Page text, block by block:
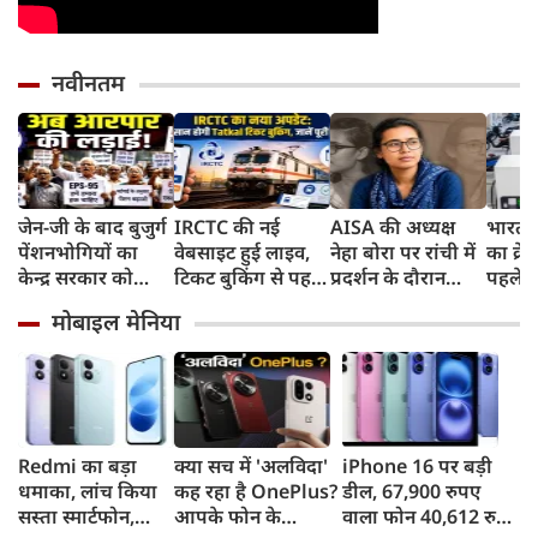
नवीनतम
जेन-जी के बाद बुजुर्ग
पेंशनभोगियों का
केन्द्र सरकार को
होगी आरपार की
लड़ाई
IRCTC की नई
वेबसाइट हुई लाइव,
टिकट बुकिंग से पहले
काम, जानें पूरा
तरीका
AISA की अध्यक्ष
नेहा बोरा पर रांची में
प्रदर्शन के दौरान
मंतर के Gen Z
Protest से आई थी
चर्चा में
भारत
का
पहले
और
मोबाइल मेनिया
Redmi का बड़ा
धमाका, लांच किया
सस्ता स्मार्टफोन,
क्या सच में 'अलविदा'
कह रहा है OnePlus?
आपके फोन के
iPhone 16 पर बड़ी
डील, 67,900 रुपए
वाला फोन 40,612 रुपए